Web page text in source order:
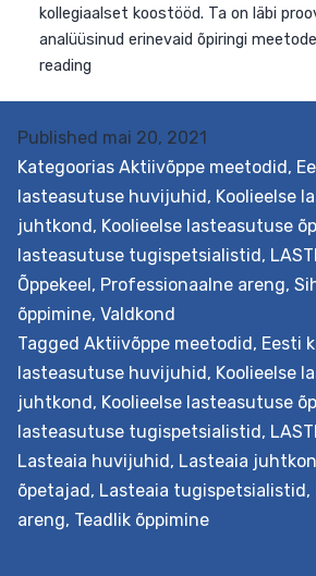
vajalikke pädevusi õpiringi
lasteasutuses, sh õpetatakse
nüüdisaegse õpikäsitusega,
olulisemad õpiringis kasutatavad
kujunetakse läbi oma kogemuste
pädevamaks professionaaliks.
senisest enam teadvustama ja
kollegiaalset koostööd. Ta on läbi
analüüsinud erinevaid õpiringi
reading Õpiringi
Published mai 20, 2021
Kategoorias Aktiivõppe meetodid,
lasteasutuse huvijuhid, Koolieelse
juhtkond, Koolieelse lasteasutuse
lasteasutuse tugispetsialistid,
Õppekeel, Professionaalne areng,
õppimine, Valdkond
Tagged Aktiivõppe meetodid, Eesti
lasteasutuse huvijuhid, Koolieelse
juhtkond, Koolieelse lasteasutuse
lasteasutuse tugispetsialistid,
Lasteaia huvijuhid, Lasteaia
õpetajad, Lasteaia tugispetsialistid,
areng, Teadlik õppimine